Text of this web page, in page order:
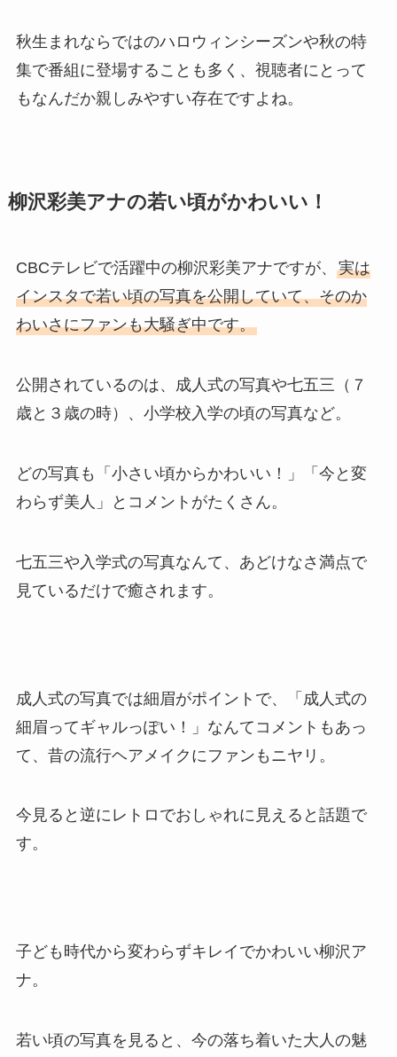
秋生まれならではのハロウィンシーズンや秋の特
集で番組に登場することも多く、視聴者にとって
もなんだか親しみやすい存在ですよね。
柳沢彩美アナの若い頃がかわいい！
CBCテレビで活躍中の柳沢彩美アナですが、 実は
インスタで若い頃の写真を公開していて、そのか
わいさにファンも大騒ぎ中です。
公開されているのは、成人式の写真や七五三（７
歳と３歳の時）、小学校入学の頃の写真など。
どの写真も「小さい頃からかわいい！」「今と変
わらず美人」とコメントがたくさん。
七五三や入学式の写真なんて、あどけなさ満点で
見ているだけで癒されます。
成人式の写真では細眉がポイントで、「成人式の
細眉ってギャルっぽい！」なんてコメントもあっ
て、昔の流行ヘアメイクにファンもニヤリ。
今見ると逆にレトロでおしゃれに見えると話題で
す。
子ども時代から変わらずキレイでかわいい柳沢ア
ナ。
若い頃の写真を見ると、今の落ち着いた大人の魅